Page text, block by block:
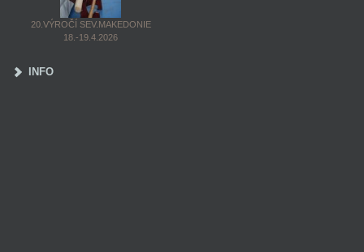
20.VÝROČÍ SEV.MAKEDONIE
18.-19.4.2026
INFO